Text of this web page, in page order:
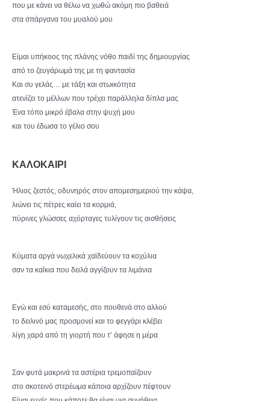
που με κάνει να θέλω να χωθώ ακόμη πιο βαθειά
στα σπάργανα του μυαλού μου
Είμαι υπήκοος της πλάνης νόθο παιδί της δημιουργίας
από το ζευγάρωμά της με τη φαντασία
Και συ γελάς… με τάξη και στωικότητα
ατενίζει το μέλλων που τρέχει παράλληλα δίπλα μας
Ένα τόπο μικρό έβαλα στην ψυχή μου
και του έδωσα το γέλιο σου
ΚΑΛΟΚΑΙΡΙ
Ήλιος ζεστός, οδυνηρός στον απομεσημεριού την κάψα,
λιώνει τις πέτρες καίει τα κορμιά,
πύρινες γλώσσες αχόρταγες τυλίγουν τις αισθήσεις
Κύματα αργά νωχελικά χαϊδεύουν τα κοχύλια
σαν τα καΐκια που δειλά αγγίζουν τα λιμάνια
Εγώ και εσύ καταμεσής, στο πουθενά στο αλλού
το δειλινό μας προσμονεί και το φεγγάρι κλέβει
λίγη χαρά από τη γιορτή που τ’ άφησε η μέρα
Σαν φυτά μακρινά τα αστέρια τρεμοπαίζουν
στο σκοτεινό στερέωμα κάποια αρχίζουν πέφτουν